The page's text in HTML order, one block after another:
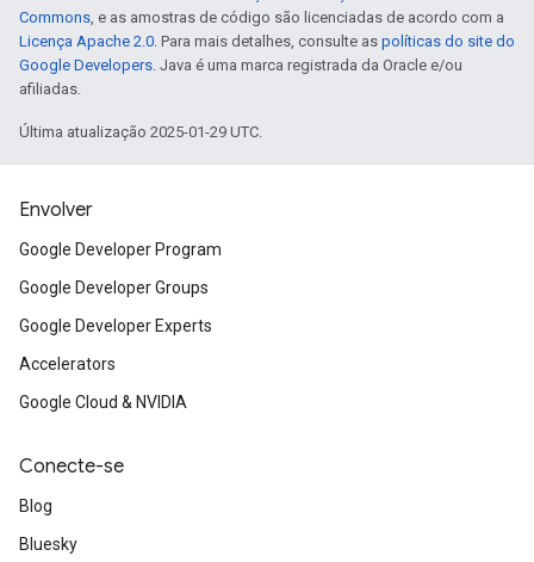
Commons, e as amostras de código são licenciadas de acordo com a
Licença Apache 2.0. Para mais detalhes, consulte as políticas do site do
Google Developers. Java é uma marca registrada da Oracle e/ou
afiliadas.
Última atualização 2025-01-29 UTC.
Envolver
Google Developer Program
Google Developer Groups
Google Developer Experts
Accelerators
Google Cloud & NVIDIA
Conecte-se
Blog
Bluesky